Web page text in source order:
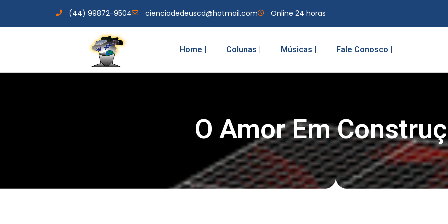
(44) 99872-9504 cienciadedeuscd@hotmail.com Online 24 horas
Home | Colunas | Músicas | Fale Conosco |
O Amor Em